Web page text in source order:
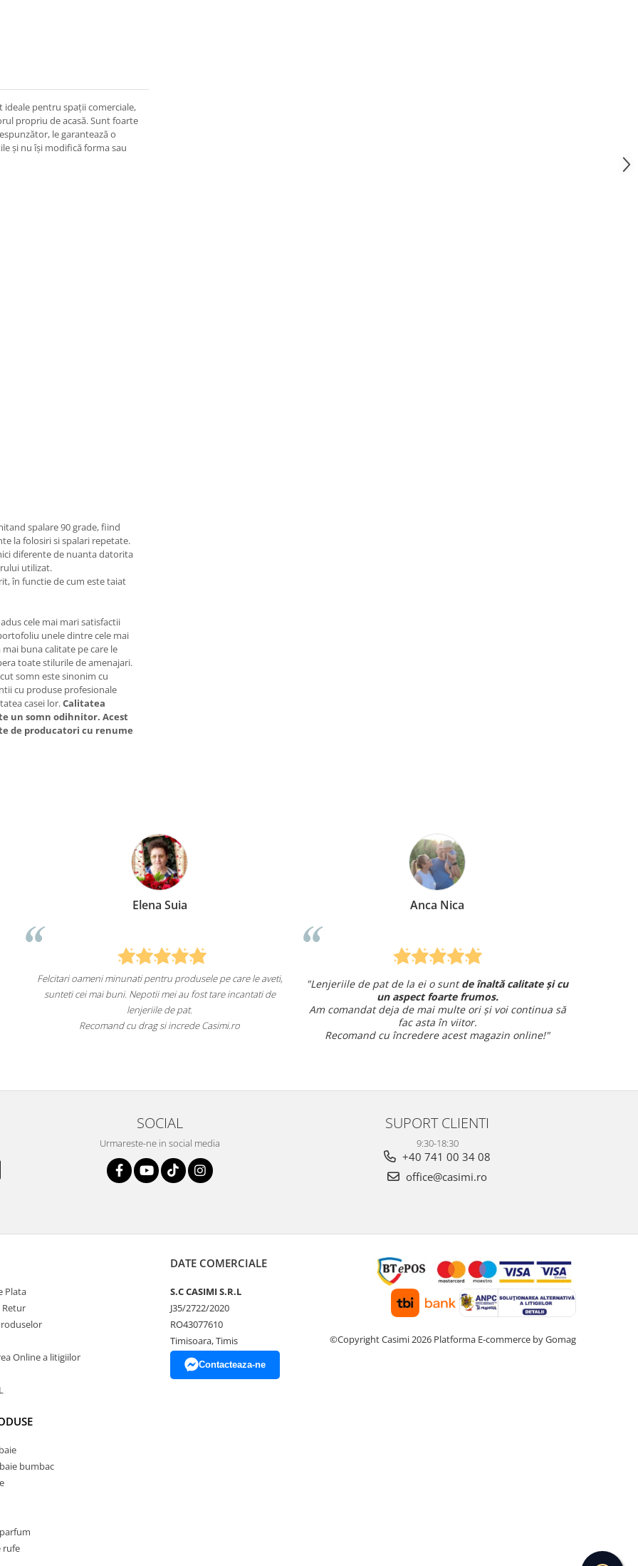
pentru spaţii comerciale,
propriu de acasă. Sunt foarte
le garantează o
şi nu îşi modifică forma sau
spalare 90 grade, fiind
la folosiri si spalari repetate.
diferente de nuanta datorita
utilizat.
în functie de cum este taiat
cele mai mari satisfactii
unele dintre cele mai
buna calitate pe care le
toate stilurile de amenajari.
somn este sinonim cu
cu produse profesionale
casei lor.Calitatea
un somn odihnitor. Acest
de producatori cu renume
pe care le aveti,
tare incantati de
"Lenjeriile de pat de la ei o suntde înaltă calitate și cu
un aspect foarte frumos.
Am comandat deja de mai multe ori și voi continua să
fac asta în viitor.
Recomand cu încredere acest magazin online!"
Am comandat o lenjerie de pat pentru cadou
și am avut o întrebare și
amabil.
Sunt foarte mulțumită!
SOCIAL
Urmareste-ne in social media
SUPORT CLIENTI
9:30-18:30
+40 741 00 34 08
office@casimi.ro
Plata
Retur
Online a litigiilor
bumbac
rufe
DATE COMERCIALE
S.C CASIMI S.R.L
J35/2722/2020
RO43077610
Timisoara, Timis
Contacteaza-ne
©Copyright Casimi 2026 Platforma E-commerce by Gomag